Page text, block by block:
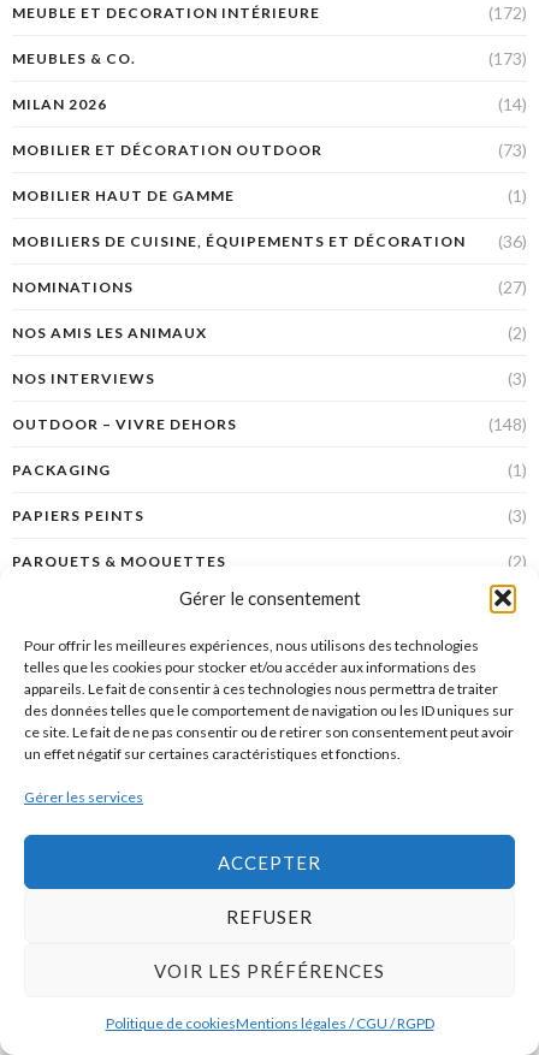
Gérer le consentement
Pour offrir les meilleures expériences, nous utilisons des technologies
telles que les cookies pour stocker et/ou accéder aux informations des
appareils. Le fait de consentir à ces technologies nous permettra de traiter
des données telles que le comportement de navigation ou les ID uniques sur
ce site. Le fait de ne pas consentir ou de retirer son consentement peut avoir
un effet négatif sur certaines caractéristiques et fonctions.
Gérer les services
ACCEPTER
REFUSER
VOIR LES PRÉFÉRENCES
Politique de cookiesMentions légales / CGU / RGPD
MEUBLE ET DECORATION INTÉRIEURE (172)
MEUBLES & CO. (173)
MILAN 2026 (14)
MOBILIER ET DÉCORATION OUTDOOR (73)
MOBILIER HAUT DE GAMME (1)
MOBILIERS DE CUISINE, ÉQUIPEMENTS ET DÉCORATION (36)
NOMINATIONS (27)
NOS AMIS LES ANIMAUX (2)
NOS INTERVIEWS (3)
OUTDOOR – VIVRE DEHORS (148)
PACKAGING (1)
PAPIERS PEINTS (3)
PARQUETS & MOQUETTES (2)
(2)
PETIT ÉLECTROMÉNAGER – PEM
PETIT ÉLECTROMÉNAGER (PEM) POUR FAIRE LE MÉNAGE
PIÈCES DE DESIGN (149)
PORTRAITS DE DESIGNERS
POUBELLES (2)
PRODUITS MÉNAGERS (3)
REPAS NOMADES : BOUTEILLES, LUNCHBOX & CO.